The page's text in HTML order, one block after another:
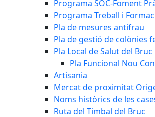
Programa SOC-Foment
Programa Treball i
Pla de mesures antifrau
Pla de gestió de colònies
Pla Local de Salut del Bruc
Pla Funcional Nou
Artisania
Mercat de proximitat
Noms històrics de les
Ruta del Timbal del Bruc